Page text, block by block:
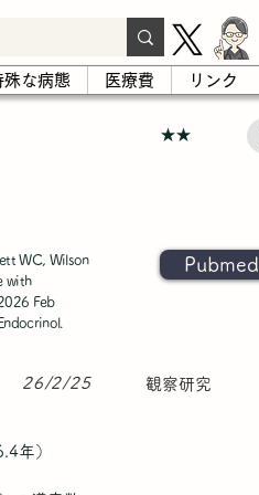
殊な病態 医療費 リンク
★★
WC, Wilson
with
Feb
26/2/25
Pubmed
観察研究
年）